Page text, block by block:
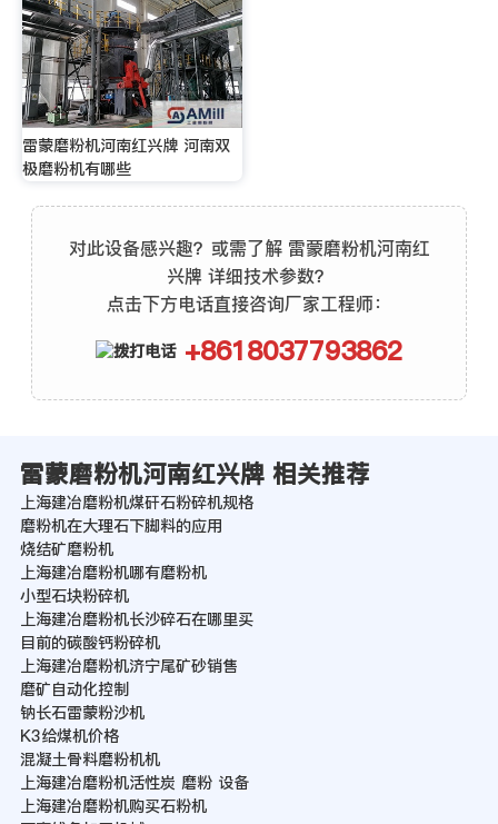
雷蒙磨粉机河南红兴牌 河南双
极磨粉机有哪些
对此设备感兴趣？或需了解 雷蒙磨粉机河南红
兴牌 详细技术参数？
点击下方电话直接咨询厂家工程师：
+8618037793862
雷蒙磨粉机河南红兴牌 相关推荐
上海建冶磨粉机煤矸石粉碎机规格
磨粉机在大理石下脚料的应用
烧结矿磨粉机
上海建冶磨粉机哪有磨粉机
小型石块粉碎机
上海建冶磨粉机长沙碎石在哪里买
目前的碳酸钙粉碎机
上海建冶磨粉机济宁尾矿砂销售
磨矿自动化控制
钠长石雷蒙粉沙机
K3给煤机价格
混凝土骨料磨粉机机
上海建冶磨粉机活性炭 磨粉 设备
上海建冶磨粉机购买石粉机